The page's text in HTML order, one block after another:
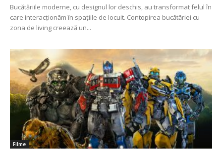
Bucătăriile moderne, cu designul lor deschis, au transformat felul în
care interacționăm în spațiile de locuit. Contopirea bucătăriei cu
zona de living creează un...
Filme